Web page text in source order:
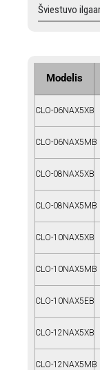
Šviestuvo
Modelis
CLO-06NAX5XB
CLO-06NAX5MB
CLO-08NAX5XB
CLO-08NAX5MB
CLO-10NAX5XB
CLO-10NAX5MB
CLO-10NAX5EB
CLO-12NAX5XB
CLO-12NAX5MB